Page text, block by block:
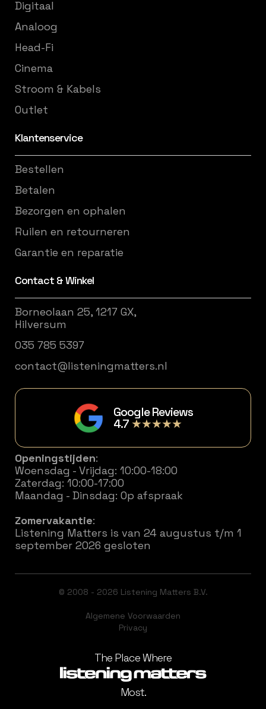
Digitaal
Analoog
Head-Fi
Cinema
Stroom & Kabels
Outlet
Klantenservice
Bestellen
Betalen
Bezorgen en ophalen
Ruilen en retourneren
Garantie en reparatie
Contact & Winkel
Borneolaan 25, 1217 GX,
Hilversum
035 785 5397
contact@listeningmatters.nl
Google Reviews
4.7★★★★★
Openingstijden:
Woensdag - Vrijdag: 10:00-18:00
Zaterdag: 10:00-17:00
Maandag - Dinsdag: Op afspraak
Zomervakantie:
Listening Matters is van 24 augustus t/m 1
september 2026 gesloten
© 2008 - 2026 Listening Matters B.V.
Algemene Voorwaarden
Privacy
The Place Where
Most.